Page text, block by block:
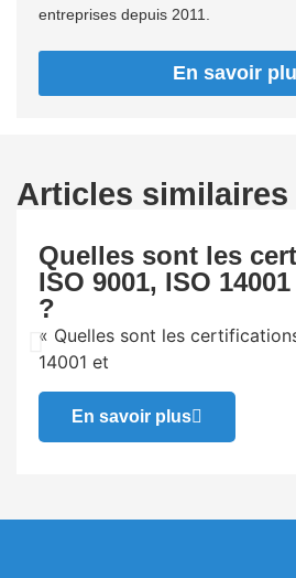
entreprises depuis 2011.
En savoir
Articles similaires
Quelles sont les
ISO 9001, ISO
?
« Quelles sont les
14001 et
En savoir plus